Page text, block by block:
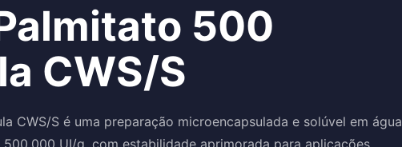
500
CWS/S
CWS/S é uma preparação microencapsulada e solúvel em água
UI/g, com estabilidade aprimorada para aplicações